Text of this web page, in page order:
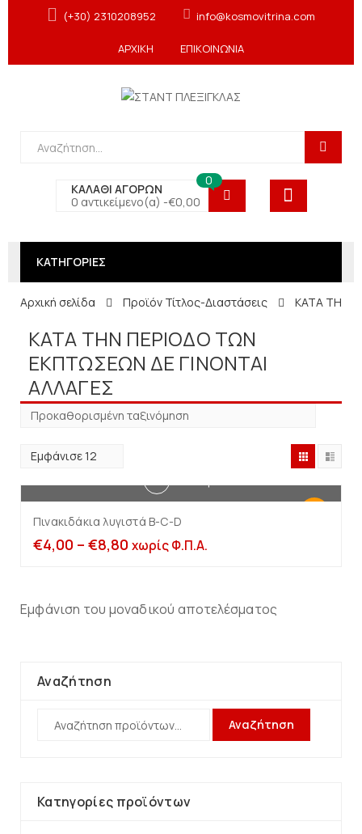
(+30) 2310208952 info@kosmovitrina.com
ΑΡΧΙΚΗ ΕΠΙΚΟΙΝΩΝΙΑ
ΚΑΛΑΘΙ ΑΓΟΡΩΝ
0 αντικείμενο(α) -€0,00
0
ΚΑΤΗΓΟΡΙΕΣ
Αρχική σελίδα Προϊόν Τίτλος-Διαστάσεις ΚΑΤΑ ΤΗΝ
ΚΑΤΑ ΤΗΝ ΠΕΡΙΟΔΟ ΤΩΝ
ΕΚΠΤΩΣΕΩΝ ΔΕ ΓΙΝΟΝΤΑΙ
ΑΛΛΑΓΕΣ
Πινακιδάκια λυγιστά B-C-D
€4,00 – €8,80 χωρίς Φ.Π.Α.
Εμφάνιση του μοναδικού αποτελέσματος
Αναζήτηση
Αναζήτηση
Κατηγορίες προϊόντων